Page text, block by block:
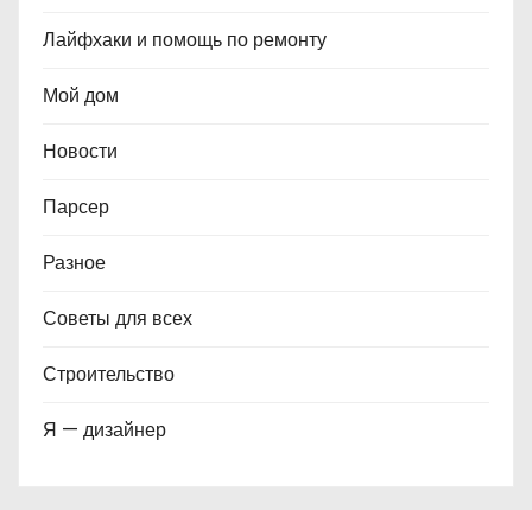
Лайфхаки и помощь по ремонту
Мой дом
Новости
Парсер
Разное
Советы для всех
Строительство
Я — дизайнер